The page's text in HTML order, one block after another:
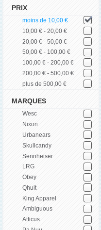
PRIX
moins de 10,00 €
10,00 € - 20,00 €
20,00 € - 50,00 €
50,00 € - 100,00 €
100,00 € - 200,00 €
200,00 € - 500,00 €
plus de 500,00 €
MARQUES
Wesc
Nixon
Urbanears
Skullcandy
Sennheiser
LRG
Obey
Qhuit
King Apparel
Ambiguous
Atticus